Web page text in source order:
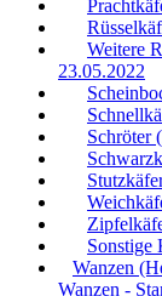
Weitere
23.05.2022
Schröter
Sonstige
Wanzen
Wanzen -